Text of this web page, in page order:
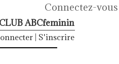
Connectez-vous
CLUB ABCfeminin
S'inscrire